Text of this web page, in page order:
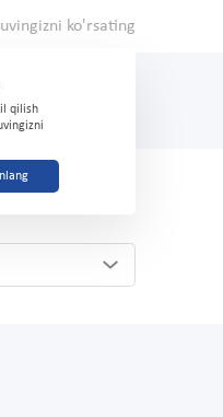
ko'rsating
qilish